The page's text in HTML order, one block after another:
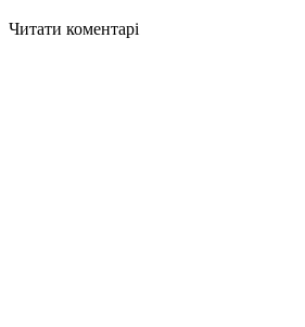
Читати коментарі